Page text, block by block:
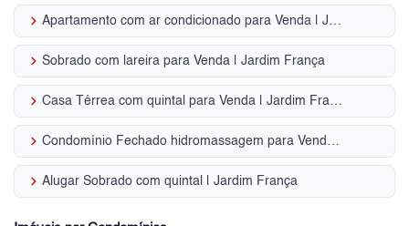
keyboard_arrow_right Apartamento com ar condicionado para Venda | Jardim França
keyboard_arrow_right Sobrado com lareira para Venda | Jardim França
keyboard_arrow_right Casa Térrea com quintal para Venda | Jardim França
keyboard_arrow_right Condomínio Fechado hidromassagem para Venda | Jardim França
keyboard_arrow_right Alugar Sobrado com quintal | Jardim França